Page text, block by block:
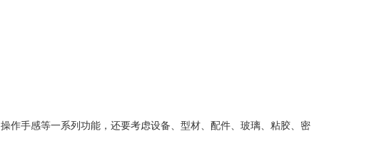
作手感等一系列功能，还要考虑设备、型材、配件、玻璃、粘胶、密